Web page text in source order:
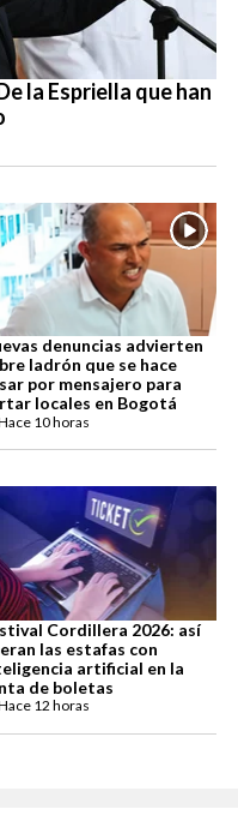
la Espriella que han
denuncias advierten
ladrón que se hace
por mensajero para
locales en Bogotá
10 horas
Cordillera 2026: así
las estafas con
artificial en la
de boletas
12 horas